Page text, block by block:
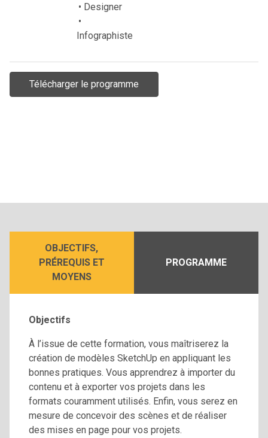
• Designer
•
Infographiste
Télécharger le programme
OBJECTIFS,
PRÉREQUIS ET
MOYENS
PROGRAMME
Objectifs
À l’issue de cette formation, vous maîtriserez la
création de modèles SketchUp en appliquant les
bonnes pratiques. Vous apprendrez à importer du
contenu et à exporter vos projets dans les
formats couramment utilisés. Enfin, vous serez en
mesure de concevoir des scènes et de réaliser
des mises en page pour vos projets.